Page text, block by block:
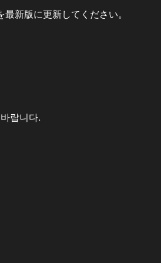
新版に更新してください。
랍니다.